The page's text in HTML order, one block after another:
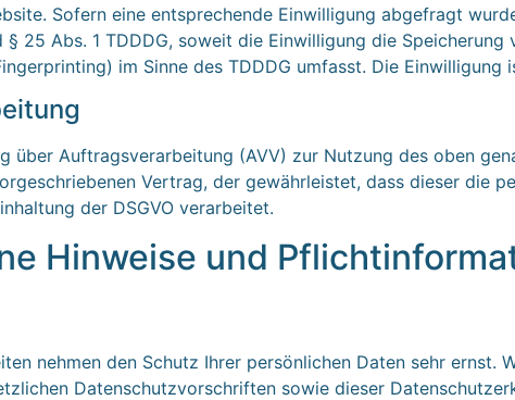
Sofern eine entsprechende Einwilligung abgefragt
§ 25 Abs. 1 TDDDG, soweit die Einwilligung die
im Sinne des TDDDG umfasst. Die Einwilligung
über Auftragsverarbeitung (AVV) zur Nutzung des oben
Vertrag, der gewährleistet, dass dieser die
der DSGVO verarbeitet.
Hinweise und
nehmen den Schutz Ihrer persönlichen Daten sehr ernst.
Datenschutzvorschriften sowie dieser